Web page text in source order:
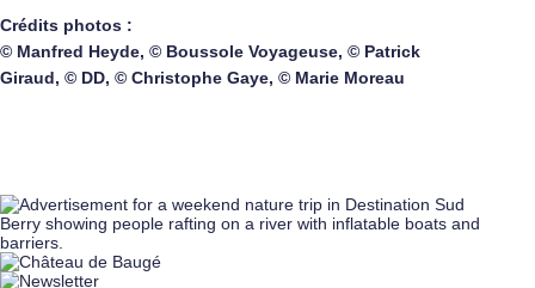
Crédits photos :
© Manfred Heyde, © Boussole Voyageuse, © Patrick
Giraud, © DD, © Christophe Gaye, © Marie Moreau